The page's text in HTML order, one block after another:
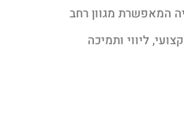
המאפשרת מגוון רחב
ליווי ותמיכה